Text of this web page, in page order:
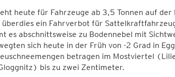
heute für Fahrzeuge ab 3,5 Tonnen auf
ein Fahrverbot für
es abschnittsweise zu Bodennebel mit
sich heute in der Früh von -2 Grad in
betragen im Mostviertel
bis zu zwei Zentimeter.